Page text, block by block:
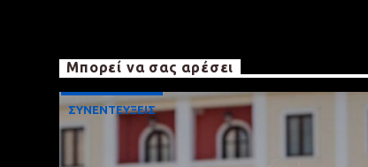
Μπορεί να σας αρέσει
ΣΥΝΕΝΤΕΥΞΕΙΣ